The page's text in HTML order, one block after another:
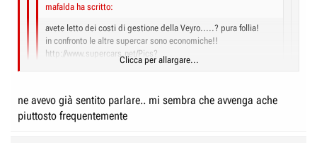
mafalda ha scritto:
avete letto dei costi di gestione della Veyro.....? pura follia!
in confronto le altre supercar sono economiche!!
http://www.supercars.net/Pics?
vpf3=y&gID=0&fID=2&tID=178301&mID=3350127&l=d
vpf3=y&gID=0&fID=2&tID=178301&mID=3350127&l=c
Clicca per allargare...
Non vi sembra strano il cambio della frizione sulla Ferrari?
Clicca per allargare...
ne avevo già sentito parlare.. mi sembra che avvenga ache
piuttosto frequentemente